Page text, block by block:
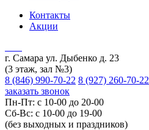
Контакты
Акции
г. Самара ул. Дыбенко д. 23
(3 этаж, зал №3)
8 (846) 990-70-22 8 (927) 260-70-22
заказать звонок
Пн-Пт: с 10-00 до 20-00
Сб-Вс: с 10-00 до 19-00
(без выходных и праздников)